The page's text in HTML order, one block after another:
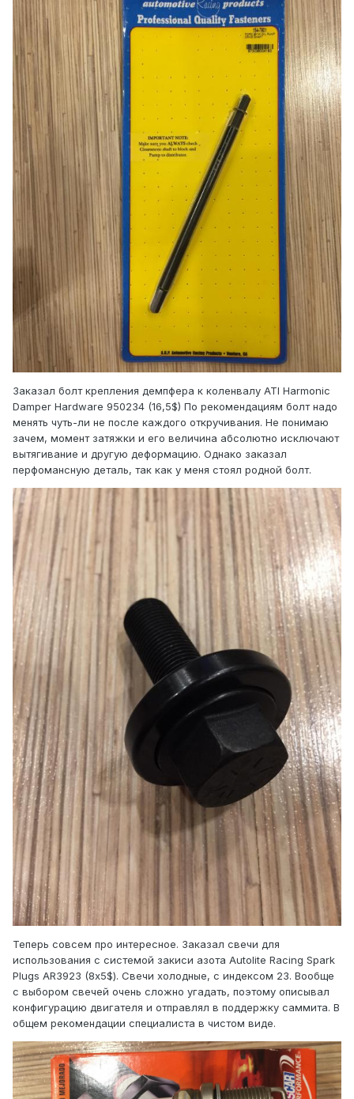
Заказал болт крепления демпфера к коленвалу ATI Harmonic
Damper Hardware 950234 (16,5$) По рекомендациям болт надо
менять чуть-ли не после каждого откручивания. Не понимаю
зачем, момент затяжки и его величина абсолютно исключают
вытягивание и другую деформацию. Однако заказал
перфомансную деталь, так как у меня стоял родной болт.
Теперь совсем про интересное. Заказал свечи для
использования с системой закиси азота Autolite Racing Spark
Plugs AR3923 (8х5$). Свечи холодные, с индексом 23. Вообще
с выбором свечей очень сложно угадать, поэтому описывал
конфигурацию двигателя и отправлял в поддержку саммита. В
общем рекомендации специалиста в чистом виде.